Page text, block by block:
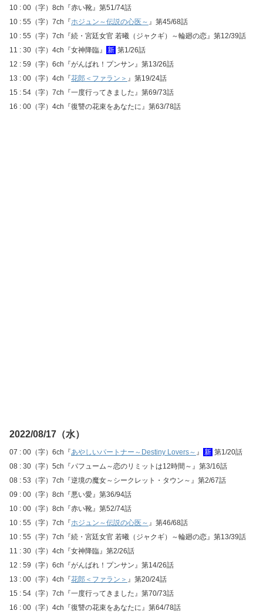
10 : 00（字）8ch『赤い靴』第51/74話
10 : 55（字）7ch『ホジュン～伝説の心医～ 』第45/68話
10 : 55（字）7ch『続・宮廷女官 若曦（ジャクギ）～輪廻の恋』第12/39話
11 : 30（字）4ch『女神降臨』
新 第1/26話
12 : 59（字）6ch『がんばれ！プンサン』第13/26話
13 : 00（字）4ch『花郎＜ファラン＞ 』第19/24話
15 : 54（字）7ch『一度行ってきました』第69/73話
16 : 00（字）4ch『復讐の花束をあなたに』第63/78話
2022/08/17（水）
07 : 00（字）6ch『あやしいパートナー～Destiny Lovers～ 』 新 第1/20話
08 : 30（字）5ch『パフューム～恋のリミットは12時間～』第3/16話
08 : 53（字）7ch『逆境の魔女～シークレット・タウン～』第2/67話
09 : 00（字）8ch『悪い愛』第36/94話
10 : 00（字）8ch『赤い靴』第52/74話
10 : 55（字）7ch『ホジュン～伝説の心医～ 』第46/68話
10 : 55（字）7ch『続・宮廷女官 若曦（ジャクギ）～輪廻の恋』第13/39話
11 : 30（字）4ch『女神降臨』第2/26話
12 : 59（字）6ch『がんばれ！プンサン』第14/26話
13 : 00（字）4ch『花郎＜ファラン＞ 』第20/24話
15 : 54（字）7ch『一度行ってきました』第70/73話
16 : 00（字）4ch『復讐の花束をあなたに』第64/78話